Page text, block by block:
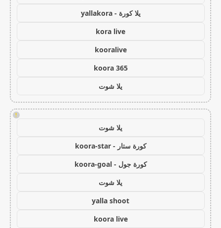
يلا كورة - yallakora
kora live
kooralive
koora 365
يلا شوت
!
يلا شوت
كورة ستار - koora-star
كورة جول - koora-goal
يلا شوت
yalla shoot
koora live